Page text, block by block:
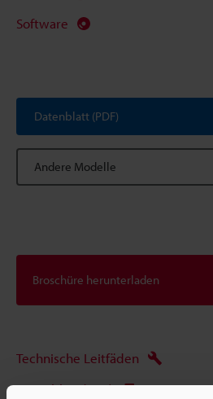
Software
Datenblatt (PDF)
Andere Modelle
Broschüre herunterladen
Technische Leitfäden
Datenblatt (PDF)